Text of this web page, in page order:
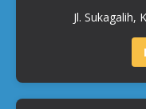
Jl. Sukagalih,